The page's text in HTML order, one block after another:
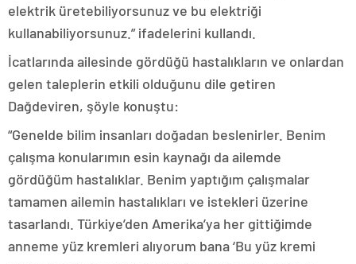
elektrik üretebiliyorsunuz ve bu elektriği
kullanabiliyorsunuz.” ifadelerini kullandı.
İcatlarında ailesinde gördüğü hastalıkların ve onlardan
gelen taleplerin etkili olduğunu dile getiren
Dağdeviren, şöyle konuştu:
“Genelde bilim insanları doğadan beslenirler. Benim
çalışma konularımın esin kaynağı da ailemde
gördüğüm hastalıklar. Benim yaptığım çalışmalar
tamamen ailemin hastalıkları ve istekleri üzerine
tasarlandı. Türkiye’den Amerika’ya her gittiğimde
anneme yüz kremleri alıyorum bana ‘Bu yüz kremi